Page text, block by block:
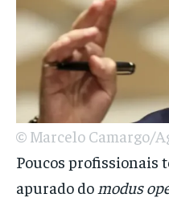
© Marcelo Camargo/
Poucos profissionais
apurado do modus